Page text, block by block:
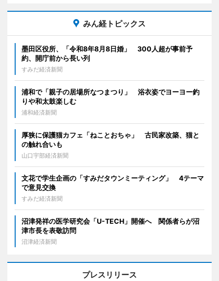
みん経トピックス
墨田区役所、「令和8年8月8日婚」 300人超が事前予
約、開庁前から長い列
すみだ経済新聞
浦和で「親子の居場所なつまつり」 浴衣姿でヨーヨー釣
りや和太鼓楽しむ
浦和経済新聞
厚狭に保護猫カフェ「ねことおちゃ」 古民家改築、猫と
の触れ合いも
山口宇部経済新聞
文花で学生企画の「すみだタウンミーティング」 4テーマ
で意見交換
すみだ経済新聞
沼津発祥の医学研究会「U-TECH」開催へ 関係者らが沼
津市長を表敬訪問
沼津経済新聞
プレスリリース